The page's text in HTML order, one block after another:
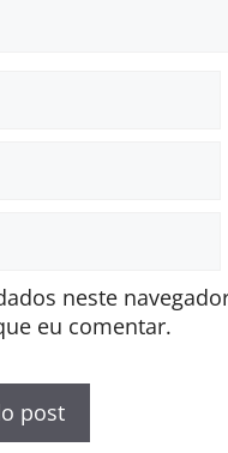
neste
eu comentar.